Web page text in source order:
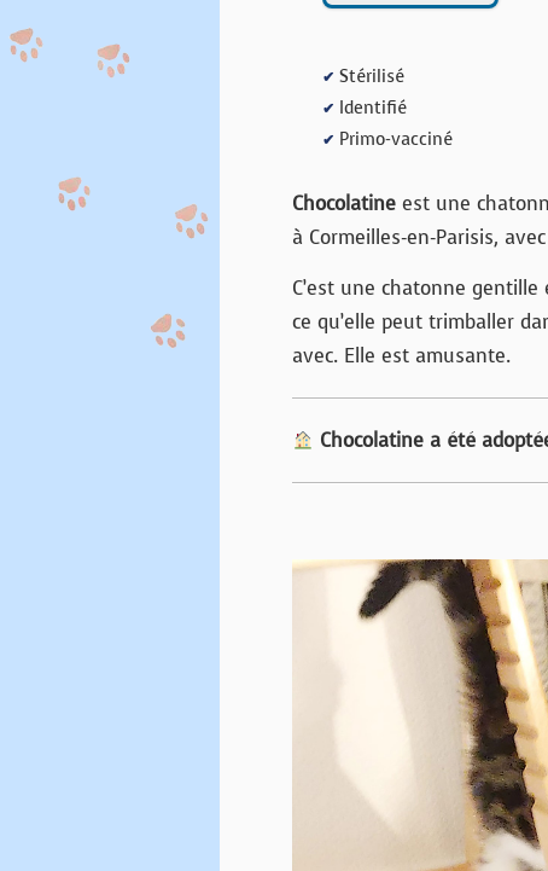
✔ Stérilisé
✔ Identifié
✔ Primo-vacciné
Chocolatine est une
à Cormeilles-en-Parisis,
C’est une chatonne
ce qu’elle peut trimballer
avec. Elle est amusante.
Chocolatine a été